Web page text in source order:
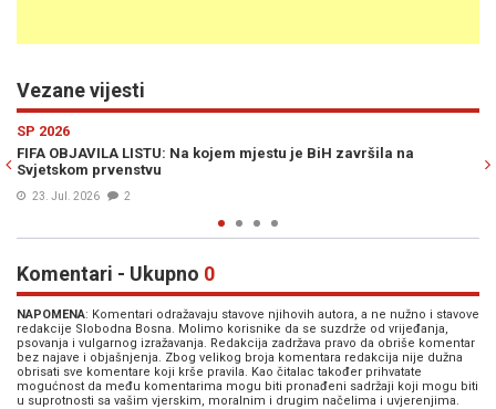
Vezane vijesti
završila na
SVJETSKI PRVACI SE VRATILI KUĆI: Slijedi
Komentari - Ukupno 0
NAPOMENA: Komentari odražavaju stavove njihovih autora, a ne nužno i stavove
redakcije Slobodna Bosna. Molimo korisnike da se suzdrže od vrijeđanja,
psovanja i vulgarnog izražavanja. Redakcija zadržava pravo da obriše komentar
bez najave i objašnjenja. Zbog velikog broja komentara redakcija nije dužna
obrisati sve komentare koji krše pravila. Kao čitalac također prihvatate
mogućnost da među komentarima mogu biti pronađeni sadržaji koji mogu biti
u suprotnosti sa vašim vjerskim, moralnim i drugim načelima i uvjerenjima.